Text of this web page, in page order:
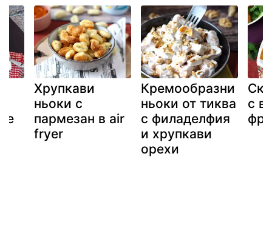
Хрупкави
ньоки с
пармезан в air
fryer
Кремообразни
ньоки от тиква
с филаделфия
и хрупкави
орехи
с